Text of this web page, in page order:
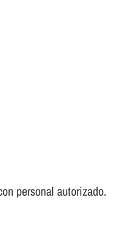
personal autorizado.